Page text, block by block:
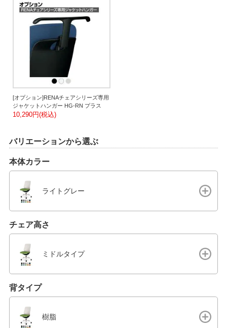
[オプション]RENAチェアシリーズ専用
ジャケットハンガー HG-RN プラス
10,290円(税込)
バリエーションから選ぶ
本体カラー
ライトグレー
チェア高さ
ミドルタイプ
背タイプ
樹脂